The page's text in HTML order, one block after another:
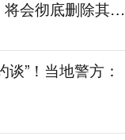
会彻底删除其上
谈”！当地警方：